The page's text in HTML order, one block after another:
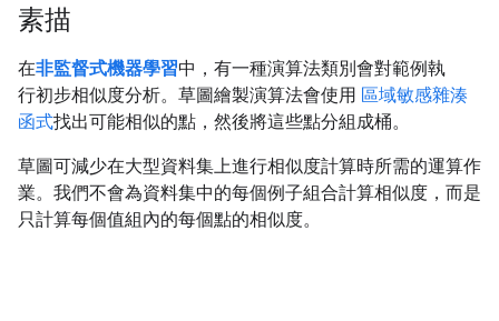
素描
在非監督式機器學習中，有一種演算法類別會對範例執
行初步相似度分析。草圖繪製演算法會使用 區域敏感雜湊
函式找出可能相似的點，然後將這些點分組成桶。
草圖可減少在大型資料集上進行相似度計算時所需的運算作
業。我們不會為資料集中的每個例子組合計算相似度，而是
只計算每個值組內的每個點的相似度。